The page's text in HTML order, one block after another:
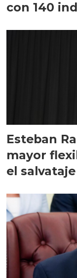
con 140
Esteban
mayor
el